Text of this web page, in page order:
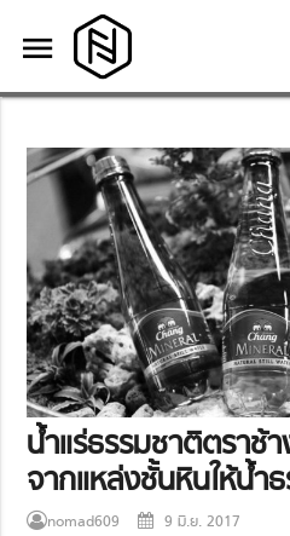
menu
menu
น้ำแร่ธรรมชาติตราช้
จากแหล่งชั้นหินให้น้ำ
nomad609 9 มิ.ย. 2017